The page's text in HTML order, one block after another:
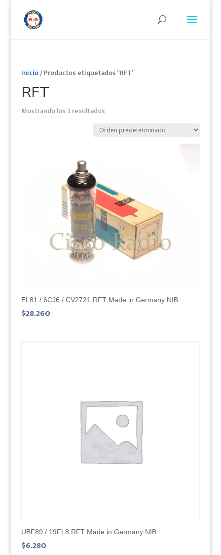
Inicio/ Productos etiquetados “RFT”
RFT
Mostrando los 3 resultados
EL81 / 6CJ6 / CV2721 RFT Made in Germany NIB
$28.260
UBF89 / 19FL8 RFT Made in Germany NIB
$6.280